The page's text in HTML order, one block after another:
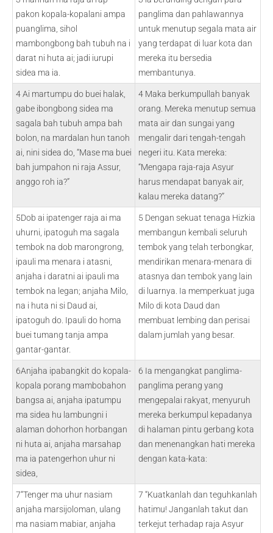
pakon kopala-kopalani ampa
puanglima, sihol
mambongbong bah tubuh na i
darat ni huta ai; jadi iurupi
sidea ma ia.
panglima dan pahlawannya
untuk menutup segala mata air
yang terdapat di luar kota dan
mereka itu bersedia
membantunya.
4 Ai martumpu do buei halak,
gabe ibongbong sidea ma
sagala bah tubuh ampa bah
bolon, na mardalan hun tanoh
ai, nini sidea do, “Mase ma buei
bah jumpahon ni raja Assur,
anggo roh ia?”
4 Maka berkumpullah banyak
orang. Mereka menutup semua
mata air dan sungai yang
mengalir dari tengah-tengah
negeri itu. Kata mereka:
“Mengapa raja-raja Asyur
harus mendapat banyak air,
kalau mereka datang?”
5Dob ai ipatenger raja ai ma
uhurni, ipatoguh ma sagala
tembok na dob marongrong,
ipauli ma menara i atasni,
anjaha i daratni ai ipauli ma
tembok na legan; anjaha Milo,
na i huta ni si Daud ai,
ipatoguh do. Ipauli do homa
buei tumang tanja ampa
gantar-gantar.
5 Dengan sekuat tenaga Hizkia
membangun kembali seluruh
tembok yang telah terbongkar,
mendirikan menara-menara di
atasnya dan tembok yang lain
di luarnya. Ia memperkuat juga
Milo di kota Daud dan
membuat lembing dan perisai
dalam jumlah yang besar.
6Anjaha ipabangkit do kopala-
kopala porang mambobahon
bangsa ai, anjaha ipatumpu
ma sidea hu lambungni i
alaman dohorhon horbangan
ni huta ai, anjaha marsahap
ma ia patengerhon uhur ni
sidea,
6 Ia mengangkat panglima-
panglima perang yang
mengepalai rakyat, menyuruh
mereka berkumpul kepadanya
di halaman pintu gerbang kota
dan menenangkan hati mereka
dengan kata-kata:
7“Tenger ma uhur nasiam
anjaha marsijoloman, ulang
ma nasiam mabiar, anjaha
7 “Kuatkanlah dan teguhkanlah
hatimu! Janganlah takut dan
terkejut terhadap raja Asyur